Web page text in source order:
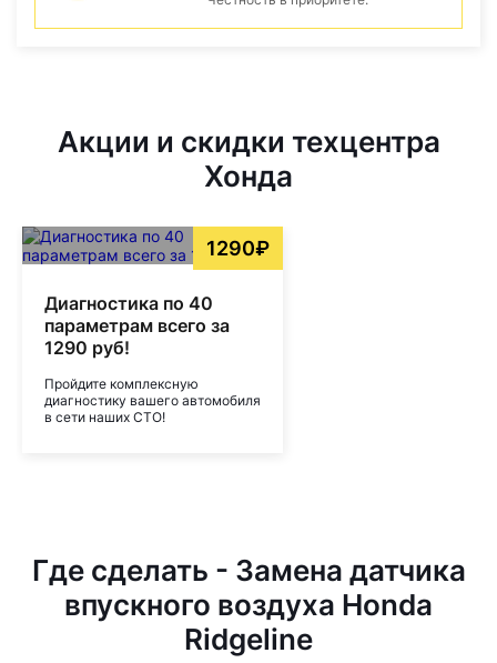
Акции и скидки техцентра
Хонда
1290₽
Диагностика по 40
параметрам всего за
1290 руб!
Пройдите комплексную
диагностику вашего автомобиля
в сети наших СТО!
Где сделать - Замена датчика
впускного воздуха Honda
Ridgeline